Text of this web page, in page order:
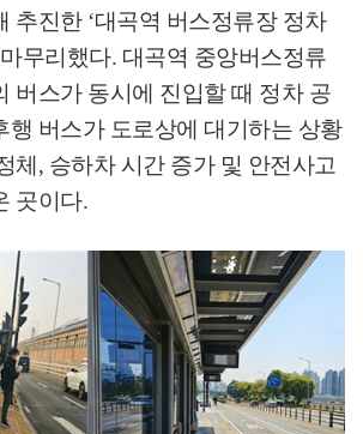
추진한 ‘대곡역 버스정류장 정차
무리했다. 대곡역 중앙버스정류
버스가 동시에 진입할 때 정차 공
행 버스가 도로상에 대기하는 상황
체 , 승하차 시간 증가 및 안전사고
곳이다.